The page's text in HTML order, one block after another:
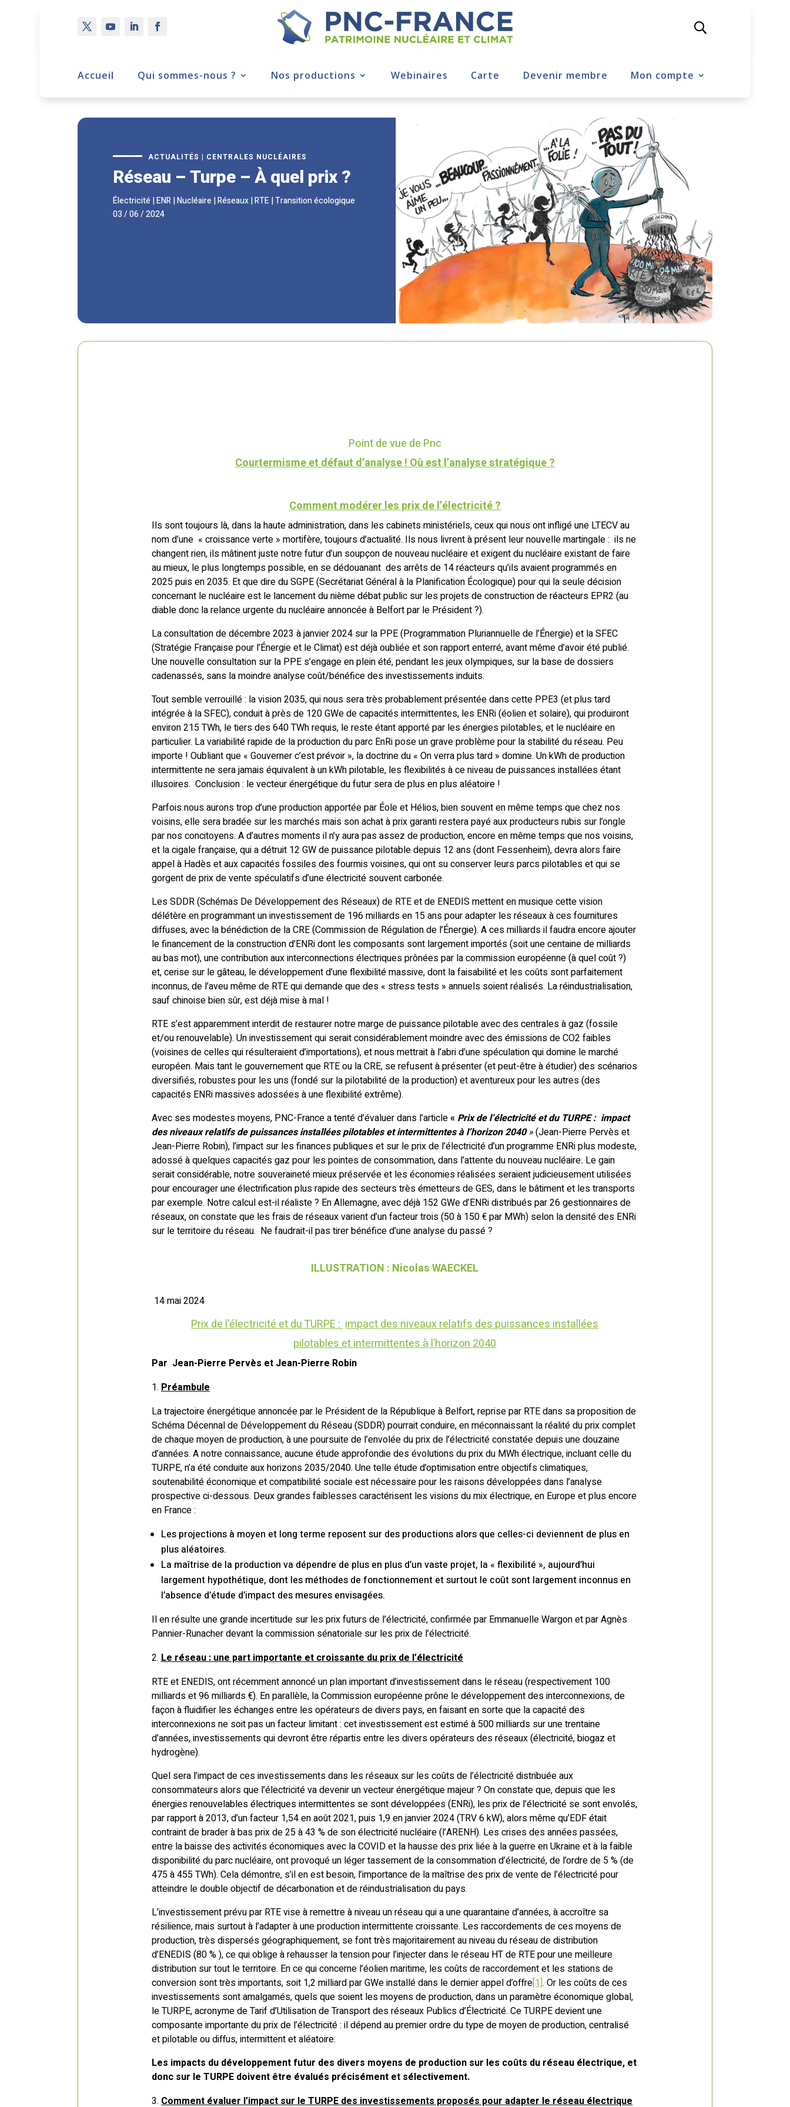
Accueil Qui sommes-nous ? Nos productions Webinaires Carte Devenir membre Mon compte
ACTUALITÉS | CENTRALES NUCLÉAIRES
Réseau – Turpe – À quel prix ?
Électricité|ENR|Nucléaire|Réseaux|RTE|Transition écologique
03 / 06 / 2024
Point de vue de Pnc
Courtermisme et défaut d’analyse ! Où est l’analyse stratégique ?
Comment modérer les prix de l’électricité ?
Ils sont toujours là, dans la haute administration, dans les cabinets ministériels, ceux qui nous ont infligé une LTECV au
nom d’une « croissance verte » mortifère, toujours d’actualité. Ils nous livrent à présent leur nouvelle martingale : ils ne
changent rien, ils mâtinent juste notre futur d’un soupçon de nouveau nucléaire et exigent du nucléaire existant de faire
au mieux, le plus longtemps possible, en se dédouanant des arrêts de 14 réacteurs qu’ils avaient programmés en
2025 puis en 2035. Et que dire du SGPE (Secrétariat Général à la Planification Écologique) pour qui la seule décision
concernant le nucléaire est le lancement du nième débat public sur les projets de construction de réacteurs EPR2 (au
diable donc la relance urgente du nucléaire annoncée à Belfort par le Président ?).
La consultation de décembre 2023 à janvier 2024 sur la PPE (Programmation Pluriannuelle de l’Énergie) et la SFEC
(Stratégie Française pour l’Énergie et le Climat) est déjà oubliée et son rapport enterré, avant même d’avoir été publié.
Une nouvelle consultation sur la PPE s’engage en plein été, pendant les jeux olympiques, sur la base de dossiers
cadenassés, sans la moindre analyse coût/bénéfice des investissements induits.
Tout semble verrouillé : la vision 2035, qui nous sera très probablement présentée dans cette PPE3 (et plus tard
intégrée à la SFEC), conduit à près de 120 GWe de capacités intermittentes, les ENRi (éolien et solaire), qui produiront
environ 215 TWh, le tiers des 640 TWh requis, le reste étant apporté par les énergies pilotables, et le nucléaire en
particulier. La variabilité rapide de la production du parc EnRi pose un grave problème pour la stabilité du réseau. Peu
importe ! Oubliant que « Gouverner c’est prévoir », la doctrine du « On verra plus tard » domine. Un kWh de production
intermittente ne sera jamais équivalent à un kWh pilotable, les flexibilités à ce niveau de puissances installées étant
illusoires. Conclusion : le vecteur énergétique du futur sera de plus en plus aléatoire !
Parfois nous aurons trop d’une production apportée par Éole et Hélios, bien souvent en même temps que chez nos
voisins, elle sera bradée sur les marchés mais son achat à prix garanti restera payé aux producteurs rubis sur l’ongle
par nos concitoyens. A d’autres moments il n’y aura pas assez de production, encore en même temps que nos voisins,
et la cigale française, qui a détruit 12 GW de puissance pilotable depuis 12 ans (dont Fessenheim), devra alors faire
appel à Hadès et aux capacités fossiles des fourmis voisines, qui ont su conserver leurs parcs pilotables et qui se
gorgent de prix de vente spéculatifs d’une électricité souvent carbonée.
Les SDDR (Schémas De Développement des Réseaux) de RTE et de ENEDIS mettent en musique cette vision
délétère en programmant un investissement de 196 milliards en 15 ans pour adapter les réseaux à ces fournitures
diffuses, avec la bénédiction de la CRE (Commission de Régulation de l’Énergie). A ces milliards il faudra encore ajouter
le financement de la construction d’ENRi dont les composants sont largement importés (soit une centaine de milliards
au bas mot), une contribution aux interconnections électriques prônées par la commission européenne (à quel coût ?)
et, cerise sur le gâteau, le développement d’une flexibilité massive, dont la faisabilité et les coûts sont parfaitement
inconnus, de l’aveu même de RTE qui demande que des « stress tests » annuels soient réalisés. La réindustrialisation,
sauf chinoise bien sûr, est déjà mise à mal !
RTE s’est apparemment interdit de restaurer notre marge de puissance pilotable avec des centrales à gaz (fossile
et/ou renouvelable). Un investissement qui serait considérablement moindre avec des émissions de CO2 faibles
(voisines de celles qui résulteraient d’importations), et nous mettrait à l’abri d’une spéculation qui domine le marché
européen. Mais tant le gouvernement que RTE ou la CRE, se refusent à présenter (et peut-être à étudier) des scénarios
diversifiés, robustes pour les uns (fondé sur la pilotabilité de la production) et aventureux pour les autres (des
capacités ENRi massives adossées à une flexibilité extrême).
Avec ses modestes moyens, PNC-France a tenté d’évaluer dans l’article« Prix de l’électricité et du TURPE : impact
des niveaux relatifs de puissances installées pilotables et intermittentes à l’horizon 2040»(Jean-Pierre Pervès et
Jean-Pierre Robin), l’impact sur les finances publiques et sur le prix de l’électricité d’un programme ENRi plus modeste,
adossé à quelques capacités gaz pour les pointes de consommation, dans l’attente du nouveau nucléaire. Le gain
serait considérable, notre souveraineté mieux préservée et les économies réalisées seraient judicieusement utilisées
pour encourager une électrification plus rapide des secteurs très émetteurs de GES, dans le bâtiment et les transports
par exemple. Notre calcul est-il réaliste ? En Allemagne, avec déjà 152 GWe d’ENRi distribués par 26 gestionnaires de
réseaux, on constate que les frais de réseaux varient d’un facteur trois (50 à 150 € par MWh) selon la densité des ENRi
sur le territoire du réseau. Ne faudrait-il pas tirer bénéfice d’une analyse du passé ?
ILLUSTRATION : Nicolas WAECKEL
14 mai 2024
Prix de l’électricité et du TURPE :impact des niveaux relatifs des puissances installées
pilotables et intermittentes à l’horizon 2040
Par Jean-Pierre Pervès et Jean-Pierre Robin
Préambule
La trajectoire énergétique annoncée par le Président de la République à Belfort, reprise par RTE dans sa proposition de
Schéma Décennal de Développement du Réseau (SDDR) pourrait conduire, en méconnaissant la réalité du prix complet
de chaque moyen de production, à une poursuite de l’envolée du prix de l’électricité constatée depuis une douzaine
d’années. A notre connaissance, aucune étude approfondie des évolutions du prix du MWh électrique, incluant celle du
TURPE, n’a été conduite aux horizons 2035/2040. Une telle étude d’optimisation entre objectifs climatiques,
soutenabilité économique et compatibilité sociale est nécessaire pour les raisons développées dans l’analyse
prospective ci-dessous. Deux grandes faiblesses caractérisent les visions du mix électrique, en Europe et plus encore
en France :
Les projections à moyen et long terme reposent sur des productions alors que celles-ci deviennent de plus en
plus aléatoires.
La maîtrise de la production va dépendre de plus en plus d’un vaste projet, la « flexibilité », aujourd’hui
largement hypothétique, dont les méthodes de fonctionnement et surtout le coût sont largement inconnus en
l’absence d’étude d’impact des mesures envisagées.
Il en résulte une grande incertitude sur les prix futurs de l’électricité, confirmée par Emmanuelle Wargon et par Agnès
Pannier-Runacher devant la commission sénatoriale sur les prix de l’électricité.
Le réseau : une part importante et croissante du prix de l’électricité
RTE et ENEDIS, ont récemment annoncé un plan important d’investissement dans le réseau (respectivement 100
milliards et 96 milliards €). En parallèle, la Commission européenne prône le développement des interconnexions, de
façon à fluidifier les échanges entre les opérateurs de divers pays, en faisant en sorte que la capacité des
interconnexions ne soit pas un facteur limitant : cet investissement est estimé à 500 milliards sur une trentaine
d’années, investissements qui devront être répartis entre les divers opérateurs des réseaux (électricité, biogaz et
hydrogène).
Quel sera l’impact de ces investissements dans les réseaux sur les coûts de l’électricité distribuée aux
consommateurs alors que l’électricité va devenir un vecteur énergétique majeur ? On constate que, depuis que les
énergies renouvelables électriques intermittentes se sont développées (ENRi), les prix de l’électricité se sont envolés,
par rapport à 2013, d’un facteur 1,54 en août 2021, puis 1,9 en janvier 2024 (TRV 6 kW), alors même qu’EDF était
contraint de brader à bas prix de 25 à 43 % de son électricité nucléaire (l’ARENH). Les crises des années passées,
entre la baisse des activités économiques avec la COVID et la hausse des prix liée à la guerre en Ukraine et à la faible
disponibilité du parc nucléaire, ont provoqué un léger tassement de la consommation d’électricité, de l’ordre de 5 % (de
475 à 455 TWh). Cela démontre, s’il en est besoin, l’importance de la maîtrise des prix de vente de l’électricité pour
atteindre le double objectif de décarbonation et de réindustrialisation du pays.
L’investissement prévu par RTE vise à remettre à niveau un réseau qui a une quarantaine d’années, à accroître sa
résilience, mais surtout à l’adapter à une production intermittente croissante. Les raccordements de ces moyens de
production, très dispersés géographiquement, se font très majoritairement au niveau du réseau de distribution
d’ENEDIS (80 % ), ce qui oblige à rehausser la tension pour l’injecter dans le réseau HT de RTE pour une meilleure
distribution sur tout le territoire. En ce qui concerne l’éolien maritime, les coûts de raccordement et les stations de
conversion sont très importants, soit 1,2 milliard par GWe installé dans le dernier appel d’offre[1]. Or les coûts de ces
investissements sont amalgamés, quels que soient les moyens de production, dans un paramètre économique global,
le TURPE, acronyme de Tarif d’Utilisation de Transport des réseaux Publics d’Électricité. Ce TURPE devient une
composante importante du prix de l’électricité : il dépend au premier ordre du type de moyen de production, centralisé
et pilotable ou diffus, intermittent et aléatoire.
Les impacts du développement futur des divers moyens de production sur les coûts du réseau électrique, et
donc sur le TURPE doivent être évalués précisément et sélectivement.
Comment évaluer l’impact sur le TURPE des investissements proposés pour adapter le réseau électrique